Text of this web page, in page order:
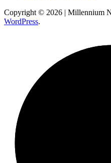
Copyright © 2026 | Millennium
WordPress.